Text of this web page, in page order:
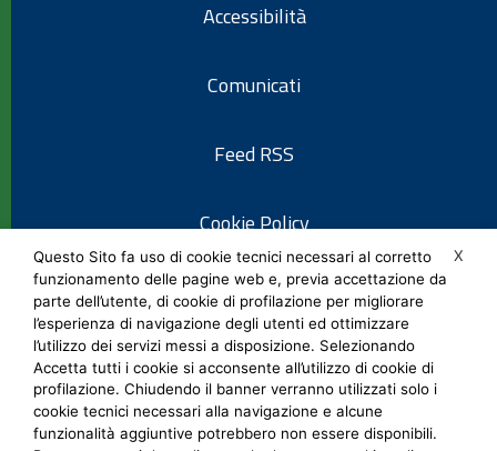
Accessibilità
Comunicati
Feed RSS
Cookie Policy
Informativa privacy
Note legali
Social Media Policy
X
Questo Sito fa uso di cookie tecnici necessari al corretto
funzionamento delle pagine web e, previa accettazione da
parte dell’utente, di cookie di profilazione per migliorare
l’esperienza di navigazione degli utenti ed ottimizzare
l’utilizzo dei servizi messi a disposizione. Selezionando
Accetta tutti i cookie si acconsente all’utilizzo di cookie di
profilazione. Chiudendo il banner verranno utilizzati solo i
cookie tecnici necessari alla navigazione e alcune
funzionalità aggiuntive potrebbero non essere disponibili.